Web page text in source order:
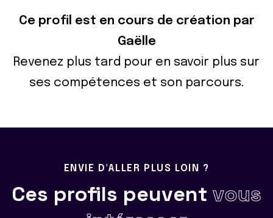
Ce profil est en cours de création par
Gaëlle
Revenez plus tard pour en savoir plus sur
ses compétences et son parcours.
ENVIE D'ALLER PLUS LOIN ?
Ces profils peuvent vous